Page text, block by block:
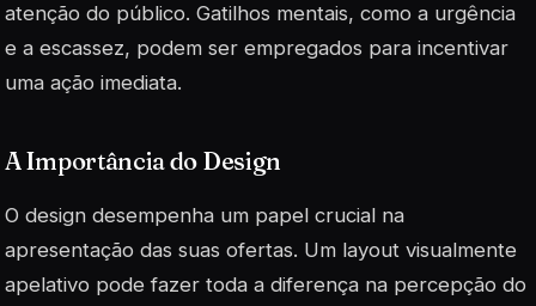
atenção do público. Gatilhos mentais, como a urgência
e a escassez, podem ser empregados para incentivar
uma ação imediata.
A Importância do Design
O design desempenha um papel crucial na
apresentação das suas ofertas. Um layout visualmente
apelativo pode fazer toda a diferença na percepção do